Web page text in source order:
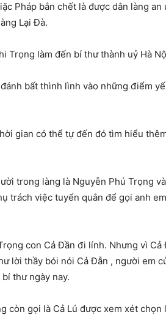
Pháp bắn chết là được dân làng an
Lại Đà.
Trọng làm đến bí thư thành uỷ Hà
bất thình lình vào những điểm
gian có thể tự đến đó tìm hiểu
trong làng là Nguyễn Phú Trọng
trách việc tuyển quân để gọi anh
con Cả Đần đi lính. Nhưng vì
lời thầy bói nói Cả Đẫn , người em
thư ngày nay.
còn gọi là Cả Lú được xem xét